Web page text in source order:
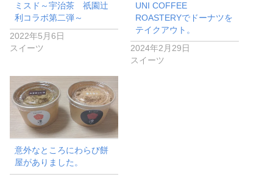
ミスド～宇治茶 祇園辻
利コラボ第二弾～
2022年5月6日
スイーツ
UNI COFFEE
ROASTERYでドーナツを
テイクアウト。
2024年2月29日
スイーツ
意外なところにわらび餅
屋がありました。